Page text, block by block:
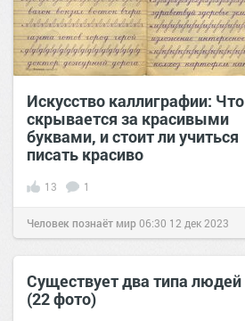
Искусство каллиграфии: Что
скрывается за красивыми
буквами, и стоит ли учиться
писать красиво
13 1
Человек познаёт мир06:30 12 дек 2023
Существует два типа людей
(22 фото)